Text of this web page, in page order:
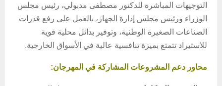
التوجيهات المباشرة للدكتور مصطفى مدبولي، رئيس مجلس
الوزراء ورئيس مجلس إدارة الجهاز، بالعمل على رفع قدرات
الصناعات الصغيرة الوطنية، وتوفير بدائل محلية قوية
للاستيراد تتمتع بميزة تنافسية عالية في الأسواق الخارجية.
محاور دعم المشروعات المشاركة في المهرجان: